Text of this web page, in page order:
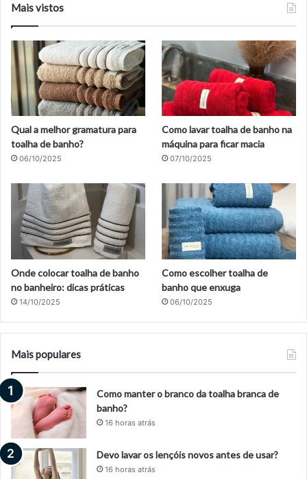
Mais vistos
Qual a melhor gramatura para
toalha de banho?
06/10/2025
Como lavar toalha de banho na
máquina para ficar macia
07/10/2025
Onde colocar toalha de banho
no banheiro: dicas práticas
14/10/2025
Como escolher toalha de
banho que enxuga
06/10/2025
Mais populares
Como manter o branco da toalha branca de
banho?
16 horas atrás
Devo lavar os lençóis novos antes de usar?
16 horas atrás